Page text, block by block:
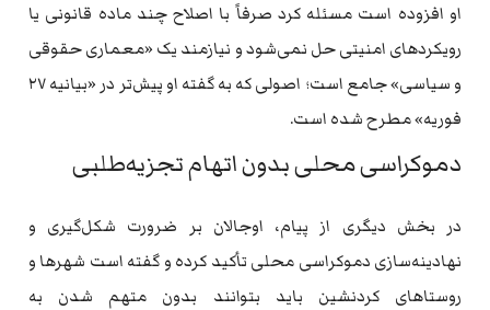
او افزوده است مسئله کرد صرفاً با اصلاح چند ماده قانونی یا
رویکردهای امنیتی حل نمی‌شود و نیازمند یک «معماری حقوقی
و سیاسی» جامع است؛ اصولی که به گفته او پیش‌تر در «بیانیه ۲۷
فوریه» مطرح شده است.
دموکراسی محلی بدون اتهام تجزیه‌طلبی
در بخش دیگری از پیام، اوجالان بر ضرورت شکل‌گیری و
نهادینه‌سازی دموکراسی محلی تأکید کرده و گفته است شهرها و
روستاهای کردنشین باید بتوانند بدون متهم شدن به